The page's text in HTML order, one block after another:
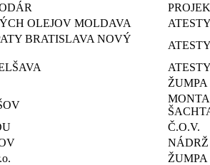
OLEJOV MOLDAVA
BRATISLAVA NOVÝ
ŽUMPA
Č.O.V.
NÁDRŽ
ŽUMPA